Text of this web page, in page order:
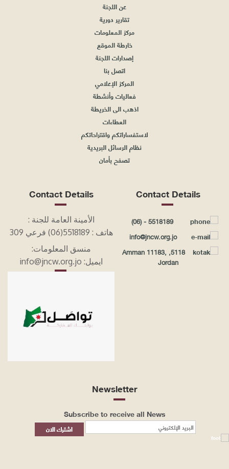
عن اللجنة
تقارير دورية
مركز المعلومات
خارطة الموقع
إصدارات اللجنة
اتصل بنا
المركز الإعلامي
فعاليات وأنشطة
اذهب الى الخريطة
العطاءات
لاستفساراتكم واقتراحاتكم
نظام الرسائل البريدية
تصفح بأمان
Contact Details
(06) - 5518189
info@jncw.org.jo
5118, Amman 11183,
Jordan
Contact Details
الأمينة العامة للجنة :
هاتف : 5518189(06) فرعي
309
منسق المعلومات:
ايميل: info@jncw.org.jo
Newsletter
Subscribe to receive all News